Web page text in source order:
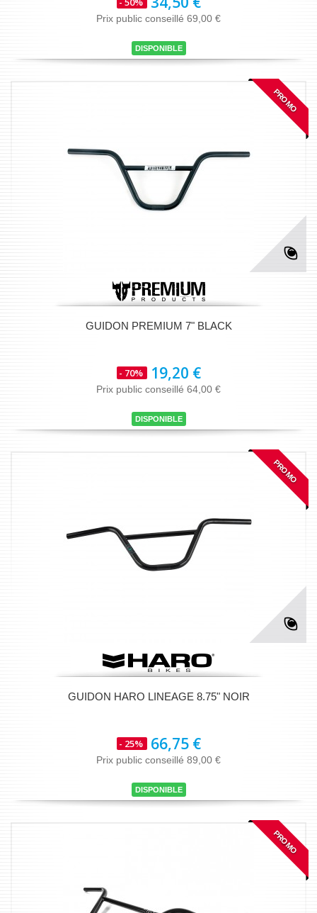
Prix public conseillé 69,00 €
DISPONIBLE
PROMO
GUIDON PREMIUM 7" BLACK
- 70% 19,20 €
Prix public conseillé 64,00 €
DISPONIBLE
PROMO
GUIDON HARO LINEAGE 8.75" NOIR
- 25% 66,75 €
Prix public conseillé 89,00 €
DISPONIBLE
PROMO